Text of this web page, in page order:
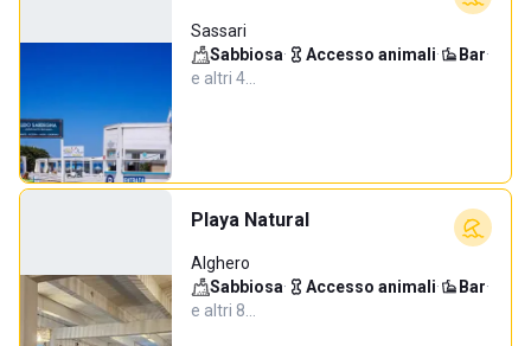
Sassari
Sabbiosa· Accesso animali· Bar·
e altri 4…
Playa Natural
Alghero
Sabbiosa· Accesso animali· Bar·
e altri 8…